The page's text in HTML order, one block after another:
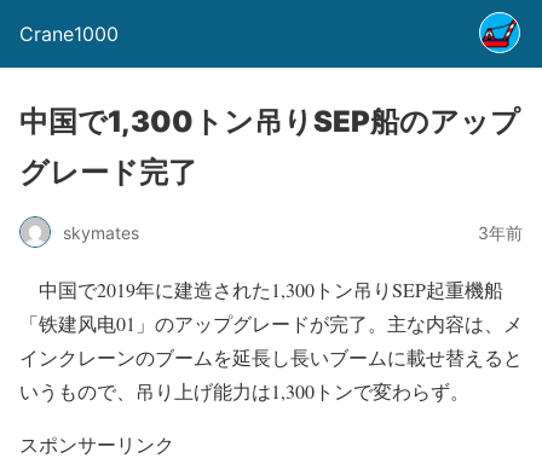
Crane1000
中国で1,300トン吊りSEP船のアップ
グレード完了
skymates 3年前
中国で2019年に建造された1,300トン吊りSEP起重機船
「铁建风电01」のアップグレードが完了。主な内容は、メ
インクレーンのブームを延長し長いブームに載せ替えると
いうもので、吊り上げ能力は1,300トンで変わらず。
スポンサーリンク